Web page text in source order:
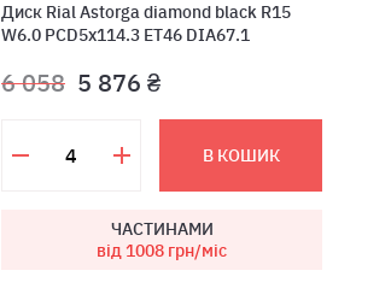
Диск Rial Astorga diamond black R15
W6.0 PCD5x114.3 ET46 DIA67.1
6 058 5 876 ₴
В КОШИК
ЧАСТИНАМИ
від 1008 грн/міс